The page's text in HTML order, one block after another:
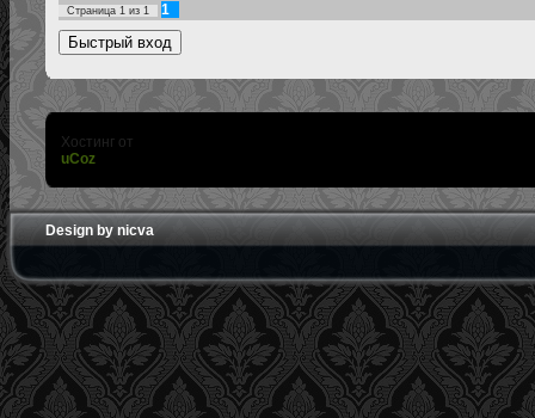
Страница 1 из 1 1
Хостинг от
uCoz
Design by nicva